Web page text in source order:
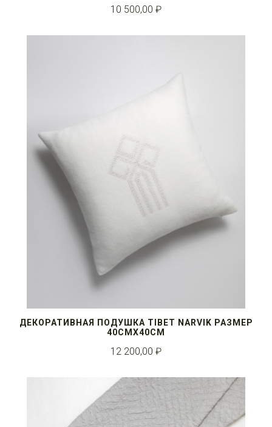
10 500,00 ₽
ДЕКОРАТИВНАЯ ПОДУШКА TIBET NARVIK РАЗМЕР
40СМX40СМ
12 200,00 ₽